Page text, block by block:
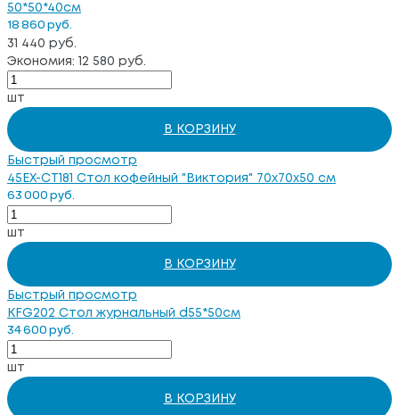
50*50*40см
18 860 руб.
31 440 руб.
Экономия: 12 580 руб.
шт
В КОРЗИНУ
Быстрый просмотр
45EX-CT181 Стол кофейный "Виктория" 70х70х50 см
63 000 руб.
шт
В КОРЗИНУ
Быстрый просмотр
KFG202 Стол журнальный d55*50см
34 600 руб.
шт
В КОРЗИНУ